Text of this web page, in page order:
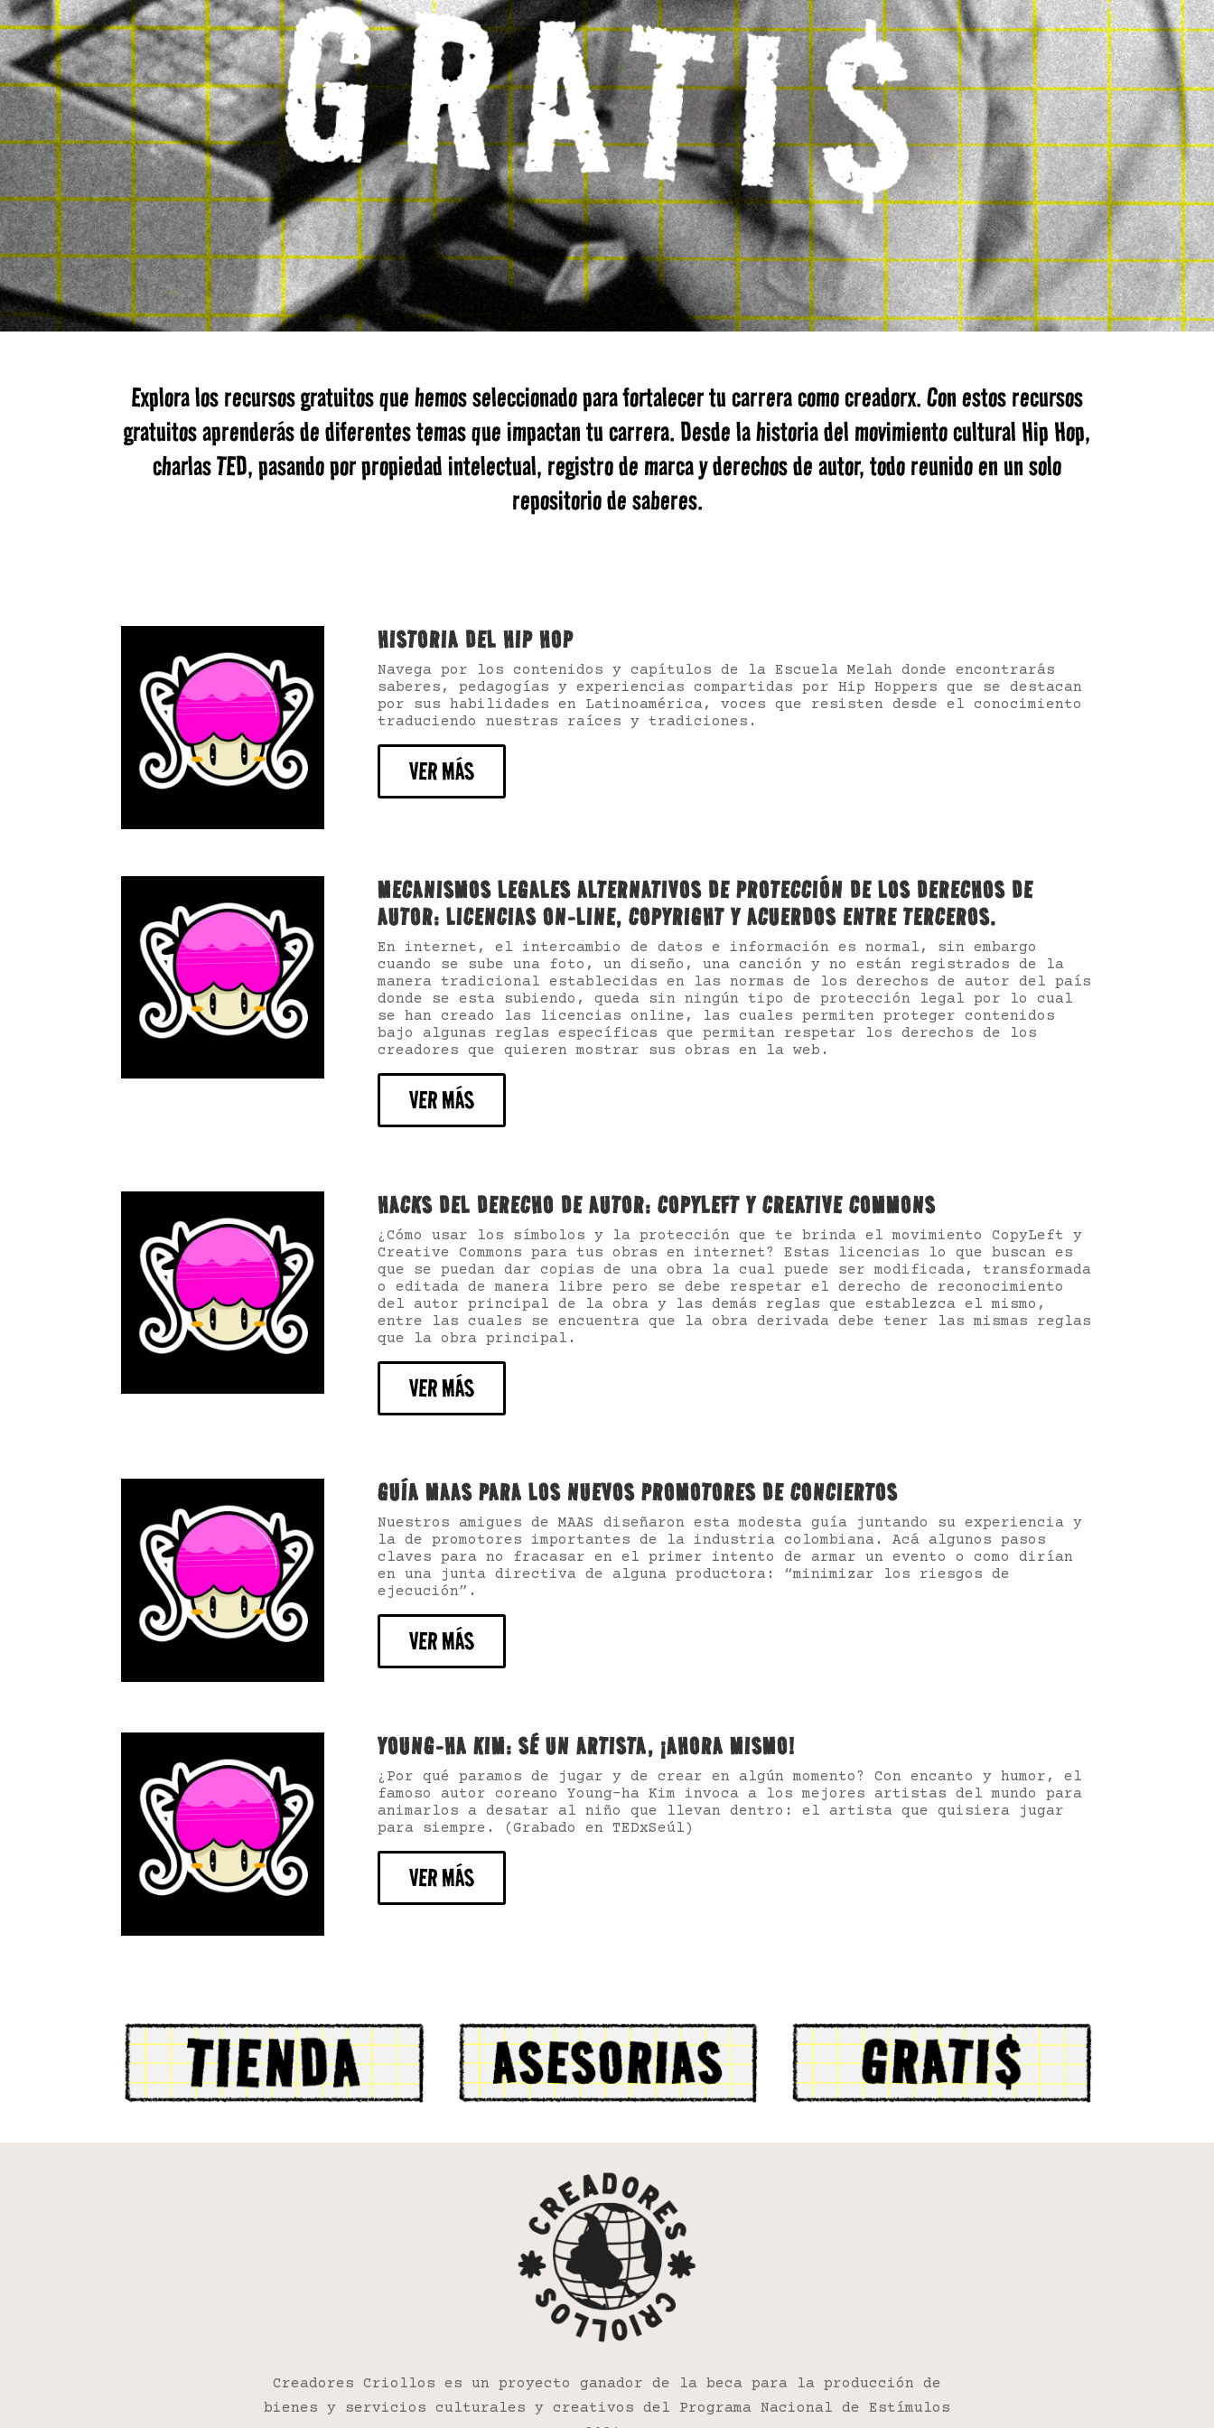
Explora los recursos gratuitos que hemos seleccionado para fortalecer tu carrera como creadorx. Con estos recursos
gratuitos aprenderás de diferentes temas que impactan tu carrera. Desde la historia del movimiento cultural Hip Hop,
charlas TED, pasando por propiedad intelectual, registro de marca y derechos de autor, todo reunido en un solo
repositorio de saberes.
HISTORIA DEL HIP HOP
Navega por los contenidos y capítulos de la Escuela Melah donde encontrarás
saberes, pedagogías y experiencias compartidas por Hip Hoppers que se destacan
por sus habilidades en Latinoamérica, voces que resisten desde el conocimiento
traduciendo nuestras raíces y tradiciones.
VER MÁS
MECANISMOS LEGALES ALTERNATIVOS DE PROTECCIÓN DE LOS DERECHOS DE
AUTOR: LICENCIAS ON-LINE, COPYRIGHT Y ACUERDOS ENTRE TERCEROS.
En internet, el intercambio de datos e información es normal, sin embargo
cuando se sube una foto, un diseño, una canción y no están registrados de la
manera tradicional establecidas en las normas de los derechos de autor del país
donde se esta subiendo, queda sin ningún tipo de protección legal por lo cual
se han creado las licencias online, las cuales permiten proteger contenidos
bajo algunas reglas específicas que permitan respetar los derechos de los
creadores que quieren mostrar sus obras en la web.
VER MÁS
HACKS DEL DERECHO DE AUTOR: COPYLEFT Y CREATIVE COMMONS
¿Cómo usar los símbolos y la protección que te brinda el movimiento CopyLeft y
Creative Commons para tus obras en internet? Estas licencias lo que buscan es
que se puedan dar copias de una obra la cual puede ser modificada, transformada
o editada de manera libre pero se debe respetar el derecho de reconocimiento
del autor principal de la obra y las demás reglas que establezca el mismo,
entre las cuales se encuentra que la obra derivada debe tener las mismas reglas
que la obra principal.
VER MÁS
GUÍA MAAS PARA LOS NUEVOS PROMOTORES DE CONCIERTOS
Nuestros amigues de MAAS diseñaron esta modesta guía juntando su experiencia y
la de promotores importantes de la industria colombiana. Acá algunos pasos
claves para no fracasar en el primer intento de armar un evento o como dirían
en una junta directiva de alguna productora: “minimizar los riesgos de
ejecución”.
VER MÁS
YOUNG-HA KIM: SÉ UN ARTISTA, ¡AHORA MISMO!
¿Por qué paramos de jugar y de crear en algún momento? Con encanto y humor, el
famoso autor coreano Young-ha Kim invoca a los mejores artistas del mundo para
animarlos a desatar al niño que llevan dentro: el artista que quisiera jugar
para siempre. (Grabado en TEDxSeúl)
VER MÁS
Creadores Criollos es un proyecto ganador de la beca para la producción de
bienes y servicios culturales y creativos del Programa Nacional de Estímulos